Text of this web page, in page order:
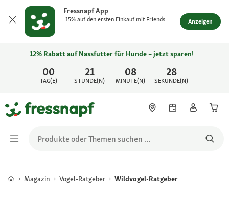
Fressnapf App
-15% auf den ersten Einkauf mit Friends Anzeigen
00
TAG(E)
21
STUNDE(N)
08
MINUTE(N)
28
SEKUNDE(N)
12% Rabatt auf Nassfutter für Hunde – jetztsparen!
Magazin Vogel-Ratgeber Wildvogel-Ratgeber